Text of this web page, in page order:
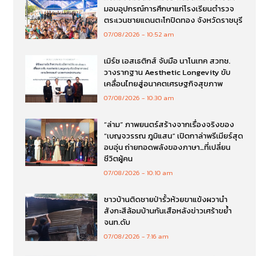
มอบอุปกรณ์การศึกษาแก่โรงเรียนตำรวจ
ตระเวนชายแดนตะโกปิดทอง จังหวัดราชบุรี
07/08/2026 10:52 am
เมิร์ซ เอสเธติกส์ จับมือ นาโนเทค สวทช.
วางรากฐาน Aesthetic Longevity ขับ
เคลื่อนไทยสู่อนาคตเศรษฐกิจสุขภาพ
07/08/2026 10:30 am
“ล่าม” ภาพยนตร์สร้างจากเรื่องจริงของ
“เบญจวรรณ ภูมิแสน” เปิดกาล่าพรีเมียร์สุด
อบอุ่น ถ่ายทอดพลังของภาษา…ที่เปลี่ยน
ชีวิตผู้คน
07/08/2026 10:10 am
ชาวบ้านติดชายป่ารั้วห้วยขาแข้งผวานำ
สังกะสีล้อมบ้านกันเสือหลังข่าวเศร้าขย้ำ
จนท.ดับ
07/08/2026 7:16 am